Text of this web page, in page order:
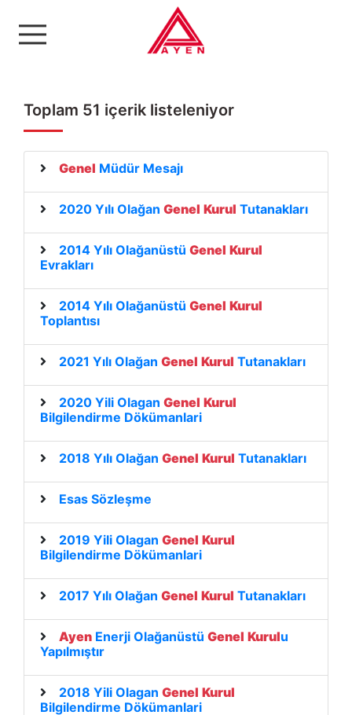
Ayen Enerji A.Ş
Toplam 51 içerik listeleniyor
Genel Müdür Mesajı
2020 Yılı Olağan Genel Kurul Tutanakları
2014 Yılı Olağanüstü Genel Kurul
Evrakları
2014 Yılı Olağanüstü Genel Kurul
Toplantısı
2021 Yılı Olağan Genel Kurul Tutanakları
2020 Yili Olagan Genel Kurul
Bilgilendirme Dökümanlari
2018 Yılı Olağan Genel Kurul Tutanakları
Esas Sözleşme
2019 Yili Olagan Genel Kurul
Bilgilendirme Dökümanlari
2017 Yılı Olağan Genel Kurul Tutanakları
Ayen Enerji Olağanüstü Genel Kurulu
Yapılmıştır
2018 Yili Olagan Genel Kurul
Bilgilendirme Dökümanlari